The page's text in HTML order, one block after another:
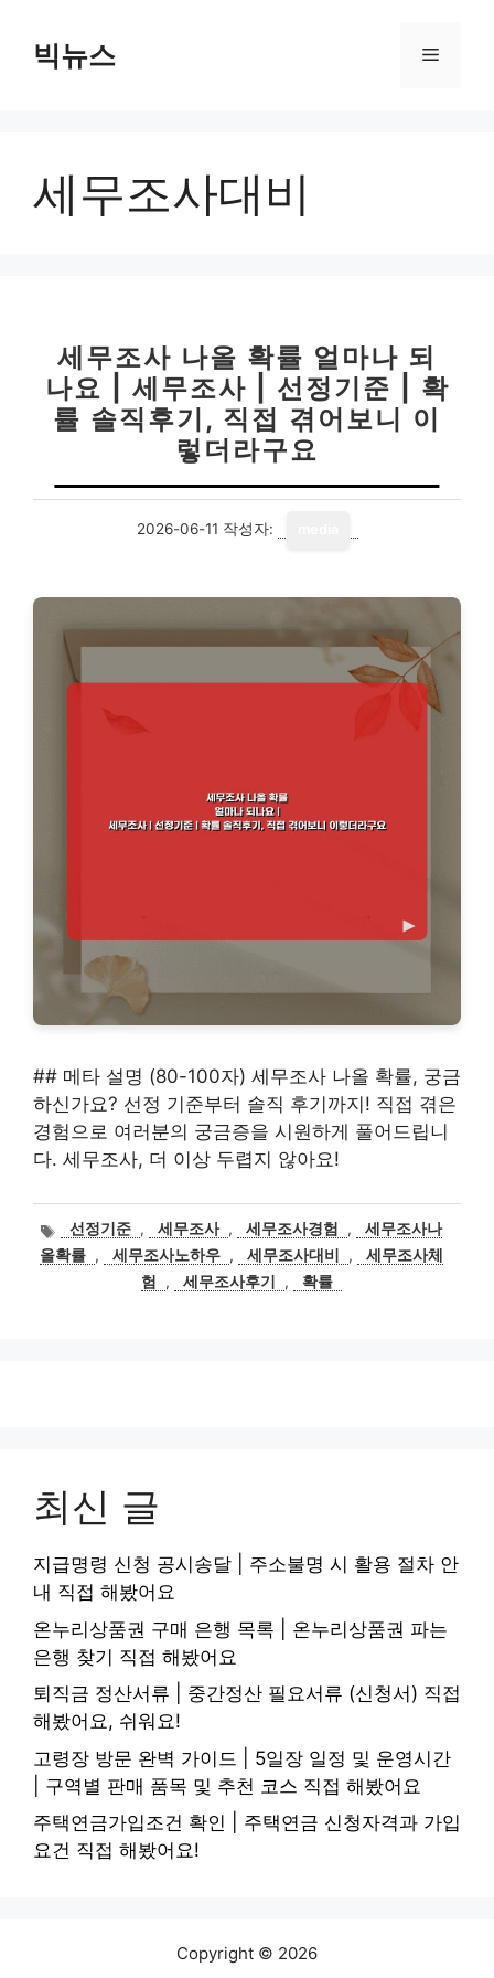
빅뉴스 메
세무조사대비
세무조사 나올 확률 얼마나 되
나요 | 세무조사 | 선정기준 | 확
률 솔직후기, 직접 겪어보니 이
렇더라구요
2026-06-11 작성자:
## 메타 설명 (80-100자) 세무조사 나올 확률, 궁금
하신가요? 선정 기준부터 솔직 후기까지! 직접 겪은
경험으로 여러분의 궁금증을 시원하게 풀어드립니
다. 세무조사, 더 이상 두렵지 않아요!
태
그
선정기준 , 세무조사 , 세무조사경험 ,
세무조사나
올확률 , 세무조사노하우 , 세무조사대비 ,
세무조사체
험
, 세무조사후기 , 확률
최신 글
지급명령 신청 공시송달 | 주소불명 시 활용 절차 안
내 직접 해봤어요
온누리상품권 구매 은행 목록 | 온누리상품권 파는
은행 찾기 직접 해봤어요
퇴직금 정산서류 | 중간정산 필요서류 (신청서) 직접
해봤어요, 쉬워요!
고령장 방문 완벽 가이드 | 5일장 일정 및 운영시간
| 구역별 판매 품목 및 추천 코스 직접 해봤어요
주택연금가입조건 확인 | 주택연금 신청자격과 가입
요건 직접 해봤어요!
Copyright © 2026